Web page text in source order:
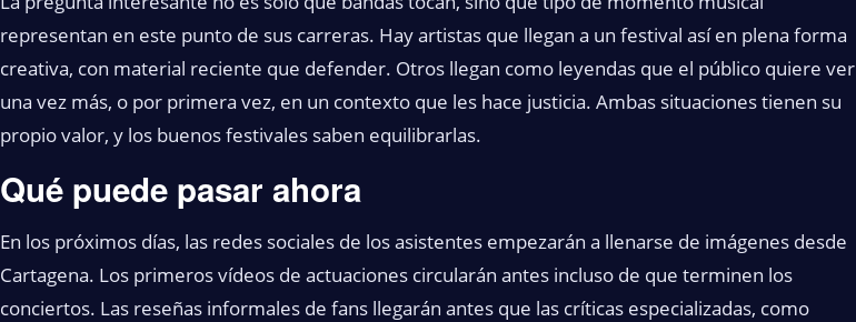
representan en este punto de sus carreras. Hay artistas que llegan a un festival así en plena forma
creativa, con material reciente que defender. Otros llegan como leyendas que el público quiere ver
una vez más, o por primera vez, en un contexto que les hace justicia. Ambas situaciones tienen su
propio valor, y los buenos festivales saben equilibrarlas.
Qué puede pasar ahora
En los próximos días, las redes sociales de los asistentes empezarán a llenarse de imágenes desde
Cartagena. Los primeros vídeos de actuaciones circularán antes incluso de que terminen los
conciertos. Las reseñas informales de fans llegarán antes que las críticas especializadas, como